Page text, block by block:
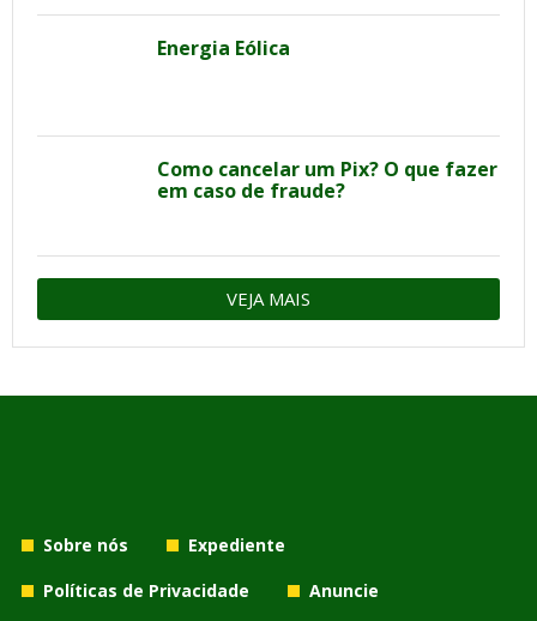
Energia Eólica
Como cancelar um Pix? O que fazer
em caso de fraude?
VEJA MAIS
Sobre nós
Expediente
Políticas de Privacidade
Anuncie